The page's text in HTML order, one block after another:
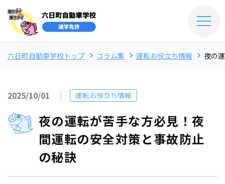
六日町自動車学校トップ コラム集 運転お役立ち情報 夜の
2025/10/01 運転お役立ち情報
夜の運転が苦手な方必見！夜
間運転の安全対策と事故防止
の秘訣